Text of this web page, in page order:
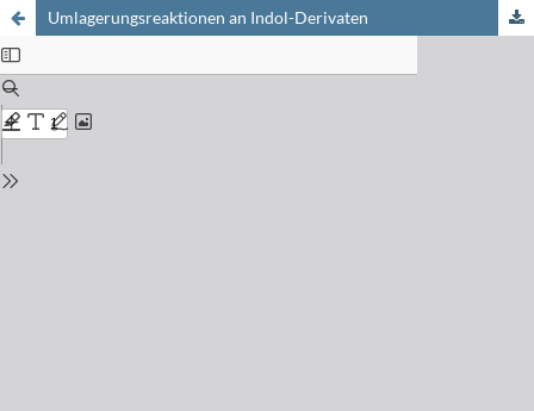
Umlagerungsreaktionen an Indol-Derivaten